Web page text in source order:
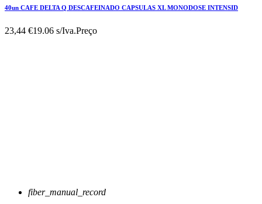
40un CAFE DELTA Q DESCAFEINADO CAPSULAS XL MONODOSE INTENSID
23,44 €19.06 s/Iva.Preço
fiber_manual_record